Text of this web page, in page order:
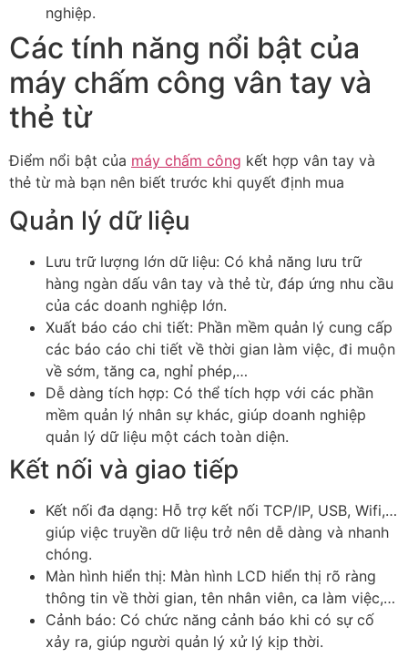
nghiệp.
Các tính năng nổi bật của
máy chấm công vân tay và
thẻ từ
Điểm nổi bật của máy chấm công kết hợp vân tay và
thẻ từ mà bạn nên biết trước khi quyết định mua
Quản lý dữ liệu
Lưu trữ lượng lớn dữ liệu: Có khả năng lưu trữ
hàng ngàn dấu vân tay và thẻ từ, đáp ứng nhu cầu
của các doanh nghiệp lớn.
Xuất báo cáo chi tiết: Phần mềm quản lý cung cấp
các báo cáo chi tiết về thời gian làm việc, đi muộn
về sớm, tăng ca, nghỉ phép,…
Dễ dàng tích hợp: Có thể tích hợp với các phần
mềm quản lý nhân sự khác, giúp doanh nghiệp
quản lý dữ liệu một cách toàn diện.
Kết nối và giao tiếp
Kết nối đa dạng: Hỗ trợ kết nối TCP/IP, USB, Wifi,…
giúp việc truyền dữ liệu trở nên dễ dàng và nhanh
chóng.
Màn hình hiển thị: Màn hình LCD hiển thị rõ ràng
thông tin về thời gian, tên nhân viên, ca làm việc,…
Cảnh báo: Có chức năng cảnh báo khi có sự cố
xảy ra, giúp người quản lý xử lý kịp thời.